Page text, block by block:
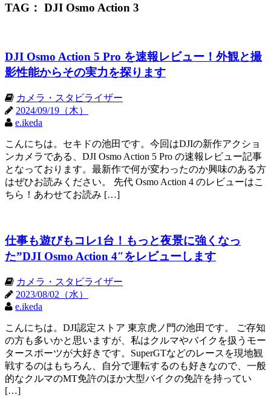
TAG： DJI Osmo Action 3
DJI Osmo Action 5 Pro を速報レビュー！外観と撮
影性能からその実力を探ります
カメラ・スタビライザー
2024/09/19（木）
e.ikeda
こんにちは。セキドの池田です。今回はDJIの新作アクショ
ンカメラである、DJI Osmo Action 5 Pro の速報レビュー記事
となっております。最新作で何が変わったのか興味のある方
はぜひお読みください。 先代 Osmo Action 4 のレビューはこ
ちら！あわせてお読み […]
仕事も遊びもコレ1台！もっと夜景に強くなっ
た”DJI Osmo Action 4″をレビューします
カメラ・スタビライザー
2023/08/02（水）
e.ikeda
こんにちは。DJI認定ストア 東京虎ノ門の池田です。 ご存知
の方も多いかと思いますが、私はクルマやバイクを扱うモー
タースポーツが大好きです。SuperGTなどのレースを現地観
戦するのはもちろん、自分で運転するのも好きなので、一般
的なクルマのMT免許のほか大型バイクの免許を持ってい
[…]